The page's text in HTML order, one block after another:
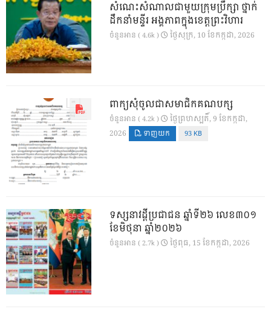
សំណេះសំណាលជាមួយក្រុមប្រឹក្សា ថ្នាក់
ដឹកនាំមន្ទីរ អង្គភាពក្នុងខេត្តព្រះវិហារ
ចំនួនអាន ( 4.6k ) ថ្ងៃ​សុក្រ, 10 ខែ​កក្កដា, 2026
ពាក្យសុំចូលជាសមាជិកគណបក្ស
ចំនួនអាន ( 4.2k )
ថ្ងៃ​ព្រហស្បតិ៍, 9 ខែ​កក្កដា,
2026
ទាញយក 93 KB
ទស្សនាវដ្ដីប្រជាជន ឆ្នាំទី២៦ លេខ៣០១
ខែមិថុនា ឆ្នាំ២០២៦
ចំនួនអាន ( 2.7k ) ថ្ងៃ​ពុធ, 15 ខែ​កក្កដា, 2026